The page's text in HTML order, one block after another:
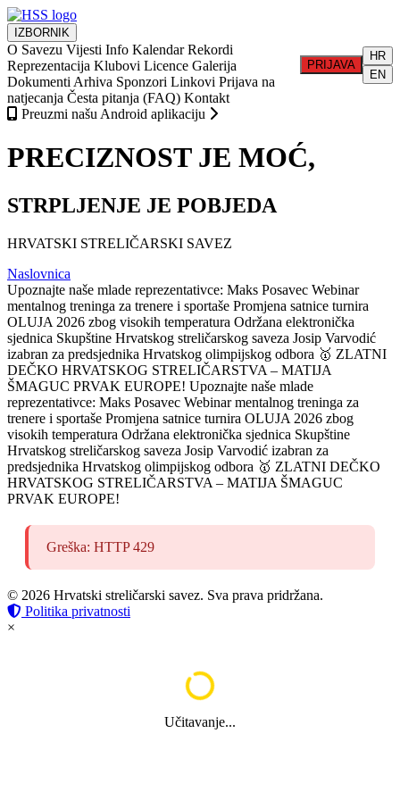
IZBORNIK
O Savezu Vijesti Info Kalendar Rekordi
Reprezentacija Klubovi Licence Galerija
Dokumenti Arhiva Sponzori Linkovi Prijava na
natjecanja Česta pitanja (FAQ) Kontakt
PRIJAVA
HR
EN
Preuzmi našu Android aplikaciju
PRECIZNOST JE MOĆ,
STRPLJENJE JE POBJEDA
HRVATSKI STRELIČARSKI SAVEZ
Naslovnica
Upoznajte naše mlade reprezentativce: Maks Posavec Webinar
mentalnog treninga za trenere i sportaše Promjena satnice turnira
OLUJA 2026 zbog visokih temperatura Održana elektronička
sjednica Skupštine Hrvatskog streličarskog saveza Josip Varvodić
izabran za predsjednika Hrvatskog olimpijskog odbora 🥇 ZLATNI
DEČKO HRVATSKOG STRELIČARSTVA – MATIJA
ŠMAGUC PRVAK EUROPE! Upoznajte naše mlade
reprezentativce: Maks Posavec Webinar mentalnog treninga za
trenere i sportaše Promjena satnice turnira OLUJA 2026 zbog
visokih temperatura Održana elektronička sjednica Skupštine
Hrvatskog streličarskog saveza Josip Varvodić izabran za
predsjednika Hrvatskog olimpijskog odbora 🥇 ZLATNI DEČKO
HRVATSKOG STRELIČARSTVA – MATIJA ŠMAGUC
PRVAK EUROPE!
Greška: HTTP 429
© 2026 Hrvatski streličarski savez. Sva prava pridržana.
Politika privatnosti
×
Učitavanje...